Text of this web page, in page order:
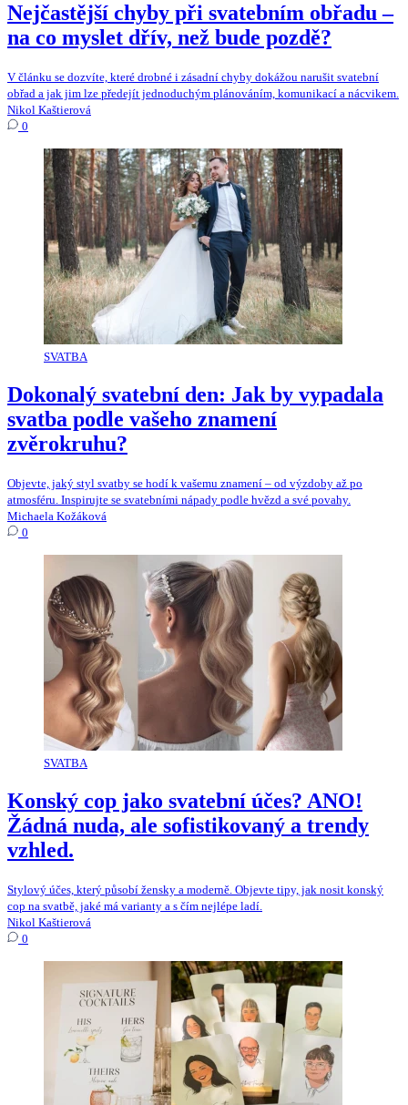
Nejčastější chyby při svatebním obřadu –
na co myslet dřív, než bude pozdě?
V článku se dozvíte, které drobné i zásadní chyby dokážou narušit svatební
obřad a jak jim lze předejít jednoduchým plánováním, komunikací a nácvikem.
Nikol Kaštierová
0
SVATBA
Dokonalý svatební den: Jak by vypadala
svatba podle vašeho znamení
zvěrokruhu?
Objevte, jaký styl svatby se hodí k vašemu znamení – od výzdoby až po
atmosféru. Inspirujte se svatebními nápady podle hvězd a své povahy.
Michaela Kožáková
0
SVATBA
Konský cop jako svatební účes? ANO!
Žádná nuda, ale sofistikovaný a trendy
vzhled.
Stylový účes, který působí žensky a moderně. Objevte tipy, jak nosit konský
cop na svatbě, jaké má varianty a s čím nejlépe ladí.
Nikol Kaštierová
0